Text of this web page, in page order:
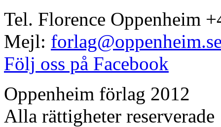
Tel. Florence Oppenheim
Mejl:
Följ oss på Facebook
Oppenheim förlag 2012
Alla rättigheter reserverade